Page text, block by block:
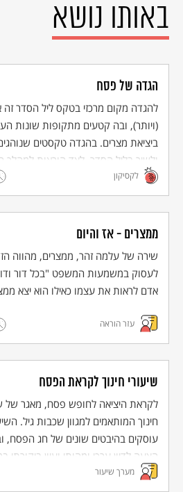
באותו נושא
הגדה של פסח
להגדה מקום מרכזי בטקס ליל הסדר
(ויותר), ובה קטעים מתקופות שונות
ביציאת מצרים. בהגדה טקסטים
ולשיר בליל הסדר, לצד הוראות למהלך
קהל היעד העיקרי שלה הוא הדור
להמשיך ולהעביר את הסיפור לדורות
לקסיקון
ממצרים - אז והיום
שירה של עלמה זהר, ממצרים, מהווה
לעסוק במשמעות המשפט "בכל דור
אדם לראות את עצמו כאילו הוא יצא
עזר הוראה
שיעורי חינוך לקראת הפסח
לקראת היציאה לחופש פסח, מאגר של
חינוך המותאמים למגוון שכבות גיל.
עוסקים בהיבטים שונים של חג הפסח,
הצעה לדיון ערכי ומהותי ועיון ביקורתי
מערך שיעור